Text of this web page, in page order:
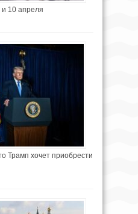
и 10 апреля
Трамп хочет приобрести